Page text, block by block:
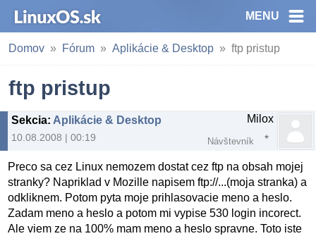
MENU
Domov Fórum Aplikácie & Desktop ftp pristup
ftp pristup
Sekcia: Aplikácie & Desktop
10.08.2008 | 00:19
Milox
Návštevník
Preco sa cez Linux nemozem dostat cez ftp na obsah mojej
stranky? Napriklad v Mozille napisem ftp://...(moja stranka) a
odkliknem. Potom pyta moje prihlasovacie meno a heslo.
Zadam meno a heslo a potom mi vypise 530 login incorect.
Ale viem ze na 100% mam meno a heslo spravne. Toto iste